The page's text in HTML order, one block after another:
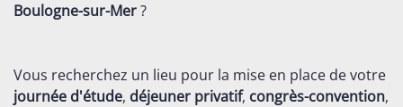
Boulogne-sur-Mer?
Vous recherchez un lieu pour la mise en place de votre
journée d'étude, déjeuner privatif, congrès-convention,